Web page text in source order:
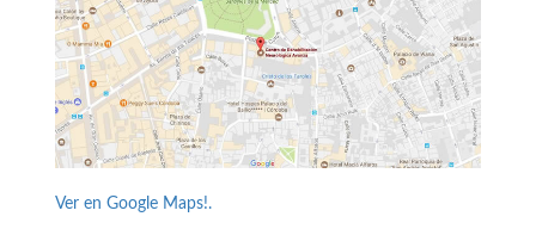
Ver en Google Maps!.